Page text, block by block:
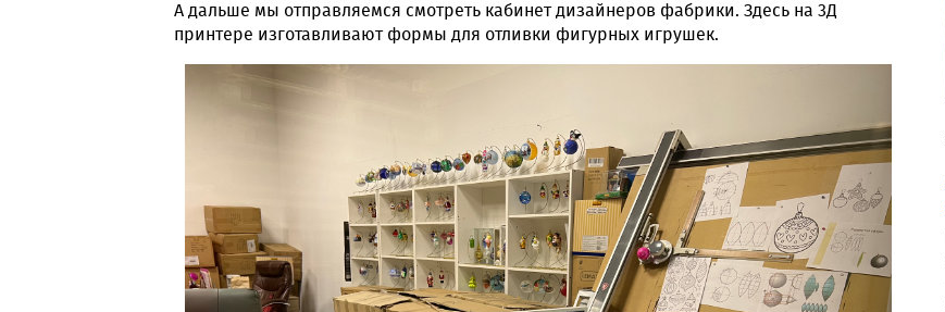
А дальше мы отправляемся смотреть кабинет дизайнеров фабрики. Здесь на 3Д
принтере изготавливают формы для отливки фигурных игрушек.